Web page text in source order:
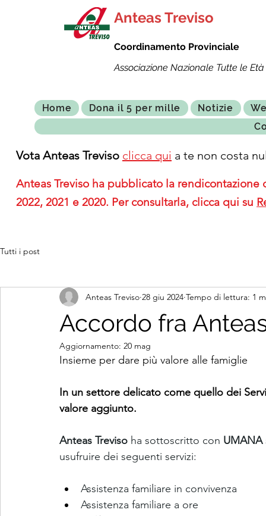
Anteas Treviso
Coordinamento Provinciale
Associazione Nazionale Tutte le
Home Dona il 5 per mille Notizie
Vota Anteas Treviso clicca qui a te non costa
Anteas Treviso ha pubblicato la
2022, 2021 e 2020. Per consultarla, clicca qui su
Tutti i post
Accordo fra
Anteas Treviso 28 giu 2024 Tempo di lettura: 1
Aggiornamento: 20 mag
Insieme per dare più valore alle famiglie
In un settore delicato come quello dei
valore aggiunto.
Anteas Treviso ha sottoscritto con
usufruire dei seguenti servizi:
Assistenza familiare in convivenza
Assistenza familiare a ore